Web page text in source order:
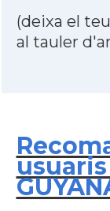
(deixa el
al tauler
usuaris